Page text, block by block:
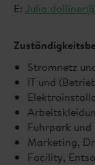
E:
Stromnetz
IT und
Fuhrpark
Marketing,
Facility,